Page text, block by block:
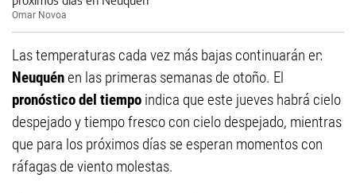
Omar Novoa
Las temperaturas cada vez más bajas continuarán en
Neuquénen las primeras semanas de otoño. El
pronóstico del tiempo indica que este jueves habrá cielo
despejado y tiempo fresco con cielo despejado, mientras
que para los próximos días se esperan momentos con
ráfagas de viento molestas.